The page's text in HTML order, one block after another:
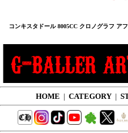
コンキスタドール 8005CC クロノグラフ ア
HOME | CATEGORY |